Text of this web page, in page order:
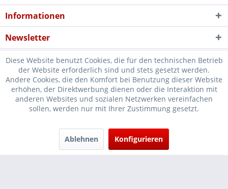
Informationen
Newsletter
* Verkauf nur an Unternehmer, Gewerbetreibende, Freiberufler und
öffentliche Institutionen, daher verstehen sich alle Preise zzgl.
nicht anders beschrieben
Diese Website benutzt Cookies, die für den technischen Betrieb
der Website erforderlich sind und stets gesetzt werden.
Andere Cookies, die den Komfort bei Benutzung dieser Website
erhöhen, der Direktwerbung dienen oder die Interaktion mit
anderen Websites und sozialen Netzwerken vereinfachen
sollen, werden nur mit Ihrer Zustimmung gesetzt.
Ablehnen Konfigurieren